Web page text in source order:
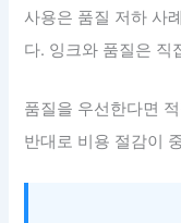
사용은 품질 저하 사
다. 잉크와 품질은 직
품질을 우선한다면
반대로 비용 절감이